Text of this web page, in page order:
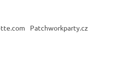
Patchworkparty.cz